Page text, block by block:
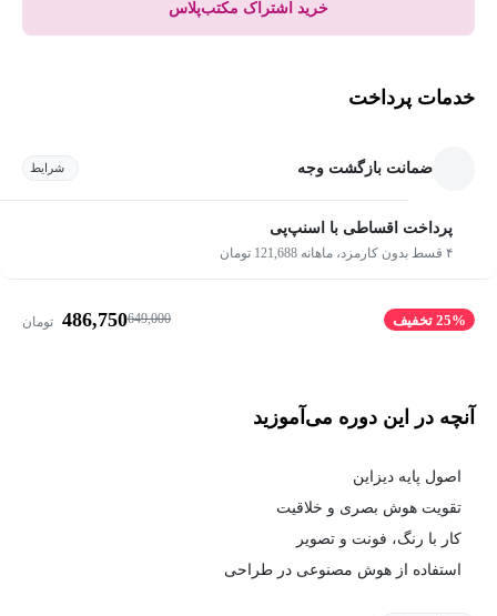
خرید اشتراک مکتب‌پلاس
خدمات پرداخت
ضمانت بازگشت وجه شرایط
پرداخت اقساطی با اسنپ‌پی
۴ قسط بدون کارمزد، ماهانه 121,688 تومان
25% تخفیف 649,000
486,750 تومان
آنچه در این دوره می‌آموزید
اصول پایه دیزاین
تقویت هوش بصری و خلاقیت
کار با رنگ، فونت و تصویر
استفاده از هوش مصنوعی در طراحی